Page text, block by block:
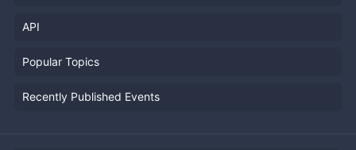
API
Popular Topics
Recently Published Events